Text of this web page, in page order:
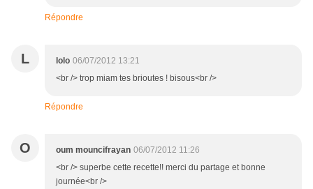
Répondre
L lolo 06/07/2012 13:21
<br /> trop miam tes brioutes ! bisous<br />
Répondre
O oum mouncifrayan 06/07/2012 11:26
<br /> superbe cette recette!! merci du partage et bonne
journée<br />